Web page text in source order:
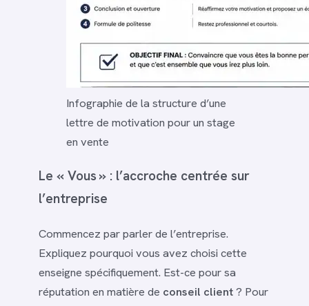
Infographie de la structure d’une
lettre de motivation pour un stage
en vente
Le « Vous » : l’accroche centrée sur
l’entreprise
Commencez par parler de l’entreprise.
Expliquez pourquoi vous avez choisi cette
enseigne spécifiquement. Est-ce pour sa
réputation en matière de conseil client? Pour